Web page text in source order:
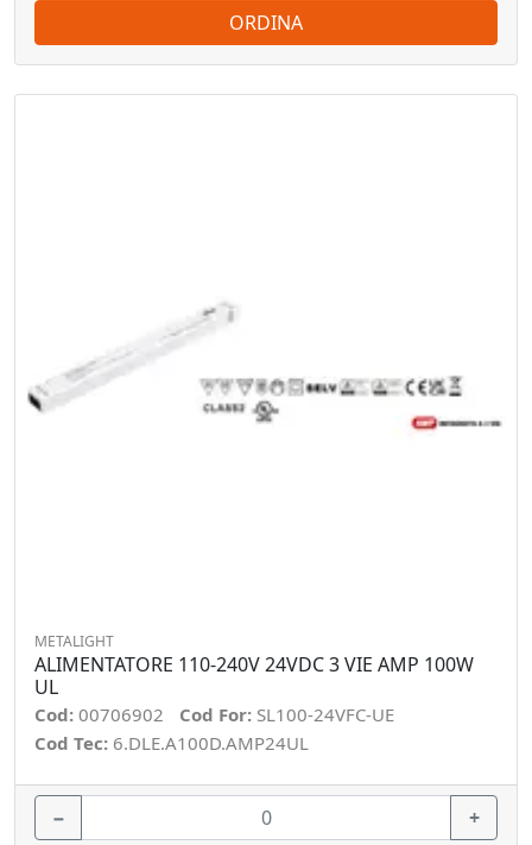
ORDINA
METALIGHT
ALIMENTATORE 110-240V 24VDC 3 VIE AMP 100W
UL
Cod: 00706902 Cod For: SL100-24VFC-UE
Cod Tec: 6.DLE.A100D.AMP24UL
− +